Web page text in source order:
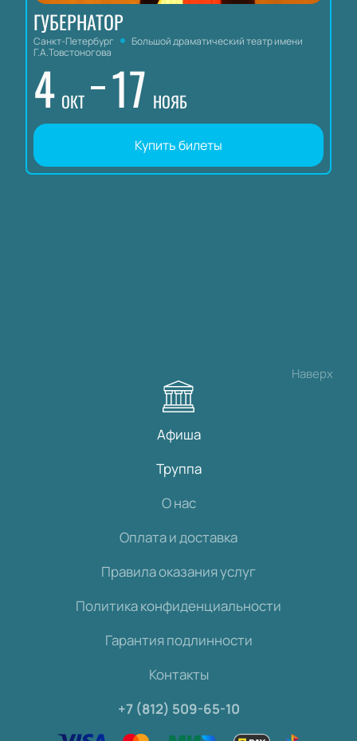
ГУБЕРНАТОР
Санкт-Петербург
Большой драматический театр имени
Г.А.Товстоногова
4 ОКТ 17 НОЯБ
Купить билеты
Наверх
Афиша
Труппа
О нас
Оплата и доставка
Правила оказания услуг
Политика конфиденциальности
Гарантия подлинности
Контакты
+7 (812) 509-65-10